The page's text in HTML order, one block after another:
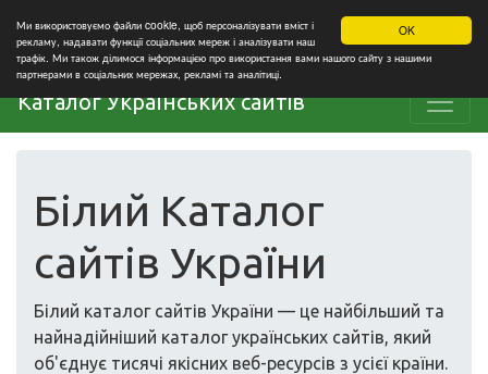
OK
Ми використовуємо файли cookie, щоб персоналізувати вміст і
рекламу, надавати функції соціальних мереж і аналізувати наш
трафік. Ми також ділимося інформацією про використання вами нашого сайту з нашими
партнерами в соціальних мережах, рекламі та аналітиці.
Каталог Українських сайтів
Білий Каталог
сайтів України
Білий каталог сайтів України — це найбільший та
найнадійніший каталог українських сайтів, який
об'єднує тисячі якісних веб-ресурсів з усієї країни.